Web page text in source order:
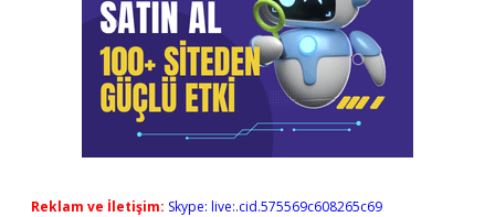
Reklam ve İletişim: Skype: live:.cid.575569c608265c69